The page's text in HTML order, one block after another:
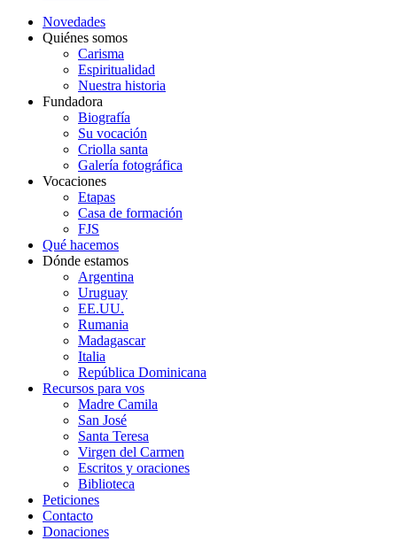
Novedades
Quiénes somos
Carisma
Espiritualidad
Nuestra historia
Fundadora
Biografía
Su vocación
Criolla santa
Galería fotográfica
Vocaciones
Etapas
Casa de formación
FJS
Qué hacemos
Dónde estamos
Argentina
Uruguay
EE.UU.
Rumania
Madagascar
Italia
República Dominicana
Recursos para vos
Madre Camila
San José
Santa Teresa
Virgen del Carmen
Escritos y oraciones
Biblioteca
Peticiones
Contacto
Donaciones